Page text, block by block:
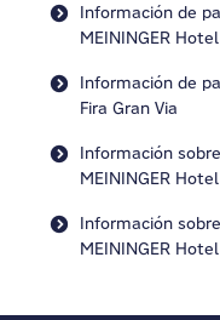
Información de
MEININGER
Información de
Fira Gran Via
Información
MEININGER
Información
MEININGER